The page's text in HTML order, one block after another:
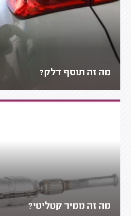
מה זה תוסף דלק?
מה זה ממיר קטליטי?